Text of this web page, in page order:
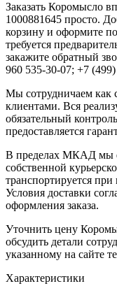
Заказать Коромысло
1000881645 просто.
корзину и оформите
требуется
закажите обратный
960 535-30-07; +7
Мы сотрудничаем как
клиентами. Вся
обязательный
предоставляется
В пределах МКАД мы
собственной
транспортируется
Условия доставки
оформления заказа.
Уточнить цену
обсудить детали
указанному на сайте
Характеристики